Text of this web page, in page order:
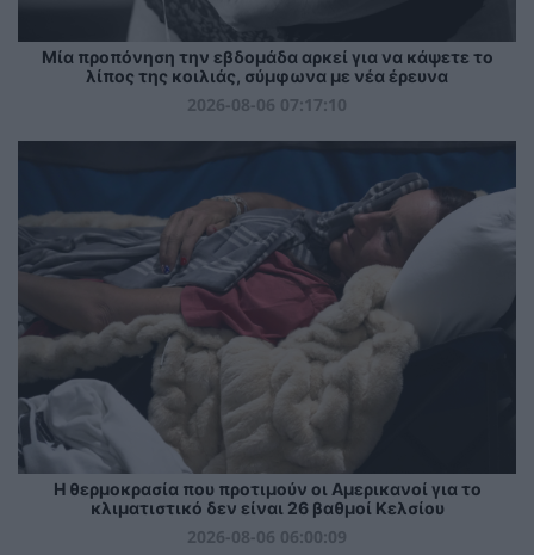
Μία προπόνηση την εβδομάδα αρκεί για να κάψετε το
λίπος της κοιλιάς, σύμφωνα με νέα έρευνα
2026-08-06 07:17:10
Η θερμοκρασία που προτιμούν οι Αμερικανοί για το
κλιματιστικό δεν είναι 26 βαθμοί Κελσίου
2026-08-06 06:00:09